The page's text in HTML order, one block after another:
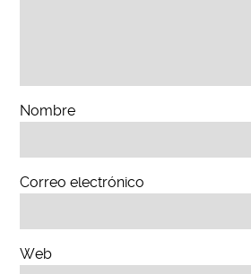
Nombre
Correo electrónico
Web